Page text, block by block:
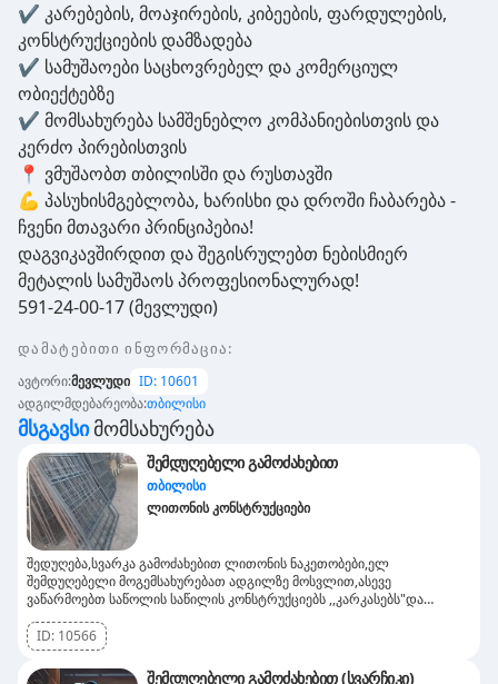
✔️ კარებების, მოაჯირების, კიბეების, ფარდულების,
კონსტრუქციების დამზადება
✔️ სამუშაოები საცხოვრებელ და კომერციულ
ობიექტებზე
✔️ მომსახურება სამშენებლო კომპანიებისთვის და
კერძო პირებისთვის
📍 ვმუშაობთ თბილისში და რუსთავში
💪 პასუხისმგებლობა, ხარისხი და დროში ჩაბარება -
ჩვენი მთავარი პრინციპებია!
დაგვიკავშირდით და შეგისრულებთ ნებისმიერ
მეტალის სამუშაოს პროფესიონალურად!
591-24-00-17 (მევლუდი)
დამატებითი ინფორმაცია:
ავტორი:მევლუდი ID: 10601
ადგილმდებარეობა:თბილისი
Მსგავსი Მომსახურება
შემდუღებელი გამოძახებით
თბილისი
ლითონის კონსტრუქციები
შედუღება,სვარკა გამოძახებით ლითონის ნაკეთობები,ელ
შემდუღებელი მოგემსახურებათ ადგილზე მოსვლით,ასევე
ვაწარმოებთ საწოლის საწილის კონსტრუქციებს ,,კარკასებს"და
ID: 10566
შემდუღებელი გამოძახებით (სვარჩიკი)